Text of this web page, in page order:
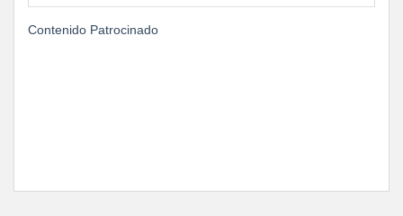
Contenido Patrocinado